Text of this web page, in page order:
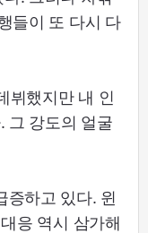
들이 또 다시 다
뷔했지만 내 인
그 강도의 얼굴
증하고 있다. 윈
응 역시 삼가해